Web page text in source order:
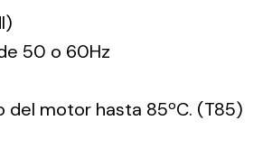
50 o 60Hz
del motor hasta 85ºC. (T85)